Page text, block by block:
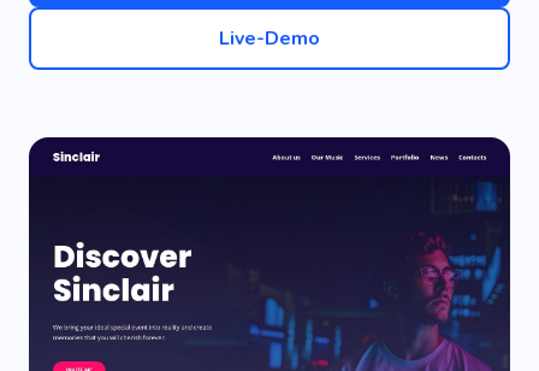
Live-Demo